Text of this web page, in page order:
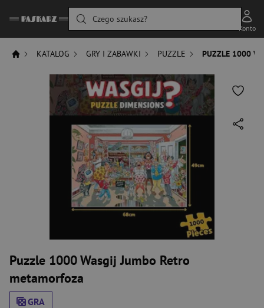
Czego szukasz?
Konto
KATALOG GRY I ZABAWKI PUZZLE PUZZLE 1000
Puzzle 1000 Wasgij Jumbo Retro
metamorfoza
GRA